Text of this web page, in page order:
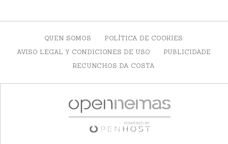
QUEN SOMOS
POLÍTICA DE COOKIES
AVISO LEGAL Y CONDICIONES DE USO
PUBLICIDADE
RECUNCHOS DA COSTA